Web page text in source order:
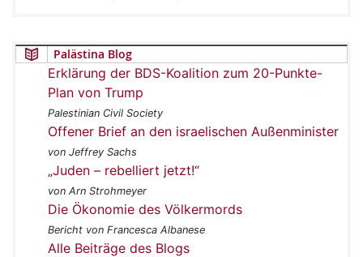
Palästina Blog
Erklärung der BDS-Koalition zum 20-Punkte-
Plan von Trump
Palestinian Civil Society
Offener Brief an den israelischen Außenminister
von Jeffrey Sachs
„Juden – rebelliert jetzt!“
von Arn Strohmeyer
Die Ökonomie des Völkermords
Bericht von Francesca Albanese
Alle Beiträge des Blogs